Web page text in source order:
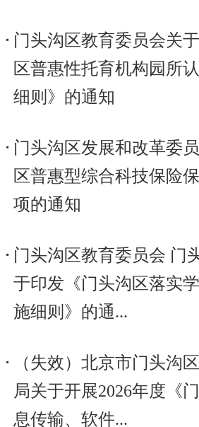
门头沟区教育委员会关
区普惠性托育机构园所
细则》的通知
门头沟区发展和改革委
区普惠型综合科技保险
项的通知
门头沟区教育委员会 门
于印发《门头沟区落实
施细则》的通...
（失效）北京市门头沟
局关于开展2026年度《
息传输、软件...